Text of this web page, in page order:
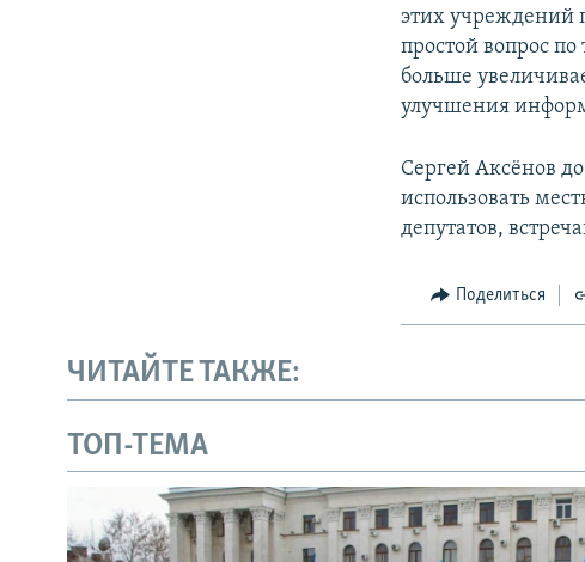
этих учреждений
простой вопрос
больше
улучшения
Сергей Аксёнов
использовать
депутатов,
Поделиться
ЧИТАЙТЕ ТАКЖЕ:
ТОП-ТЕМА